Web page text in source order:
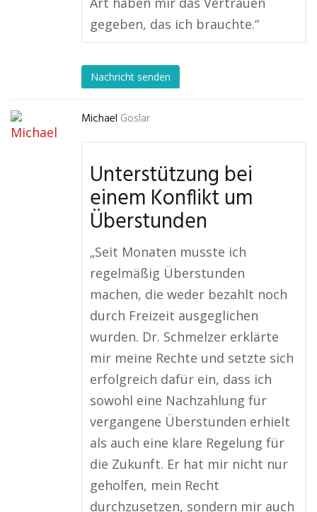
gegeben, das ich brauchte.“
Nachricht senden
Michael Goslar
Unterstützung bei
einem Konflikt um
Überstunden
„Seit Monaten musste ich
regelmäßig Überstunden
machen, die weder bezahlt noch
durch Freizeit ausgeglichen
wurden. Dr. Schmelzer erklärte
mir meine Rechte und setzte sich
erfolgreich dafür ein, dass ich
sowohl eine Nachzahlung für
vergangene Überstunden erhielt
als auch eine klare Regelung für
die Zukunft. Er hat mir nicht nur
geholfen, mein Recht
durchzusetzen, sondern mir auch